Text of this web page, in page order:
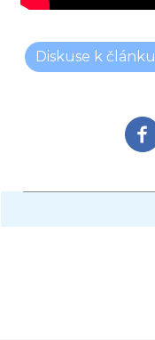
Diskuse k článku